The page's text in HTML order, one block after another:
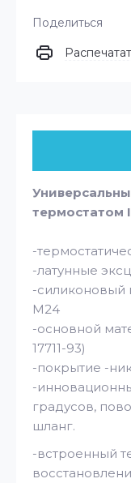
Поделиться
термостатом
-
-латунные
-силиконовый
M24
-основной
17711-93)
-покрытие -
-
градусов,
шланг.
-встроенный